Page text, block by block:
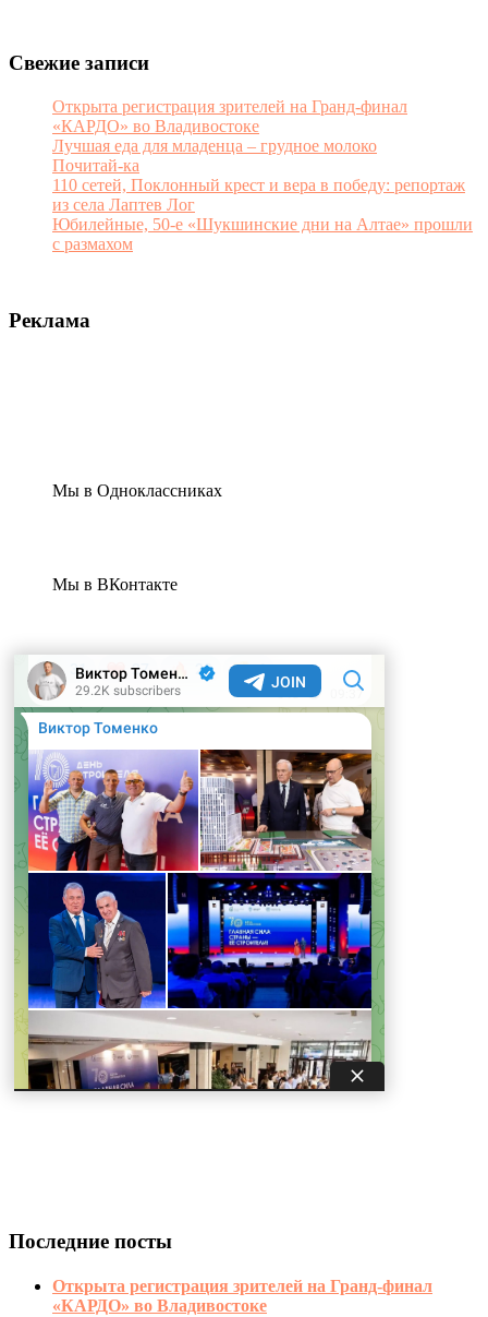
Свежие записи
Открыта регистрация зрителей на Гранд-финал
«КАРДО» во Владивостоке
Лучшая еда для младенца – грудное молоко
Почитай-ка
110 сетей, Поклонный крест и вера в победу: репортаж
из села Лаптев Лог
Юбилейные, 50-е «Шукшинские дни на Алтае» прошли
с размахом
Реклама
Мы в Одноклассниках
Мы в ВКонтакте
Последние посты
Открыта регистрация зрителей на Гранд-финал
«КАРДО» во Владивостоке